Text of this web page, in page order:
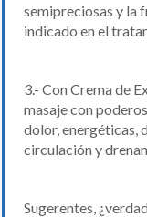
semipreciosas y la
indicado en el
3.- Con Crema de
masaje con
dolor, energéticas,
circulación y
Sugerentes,